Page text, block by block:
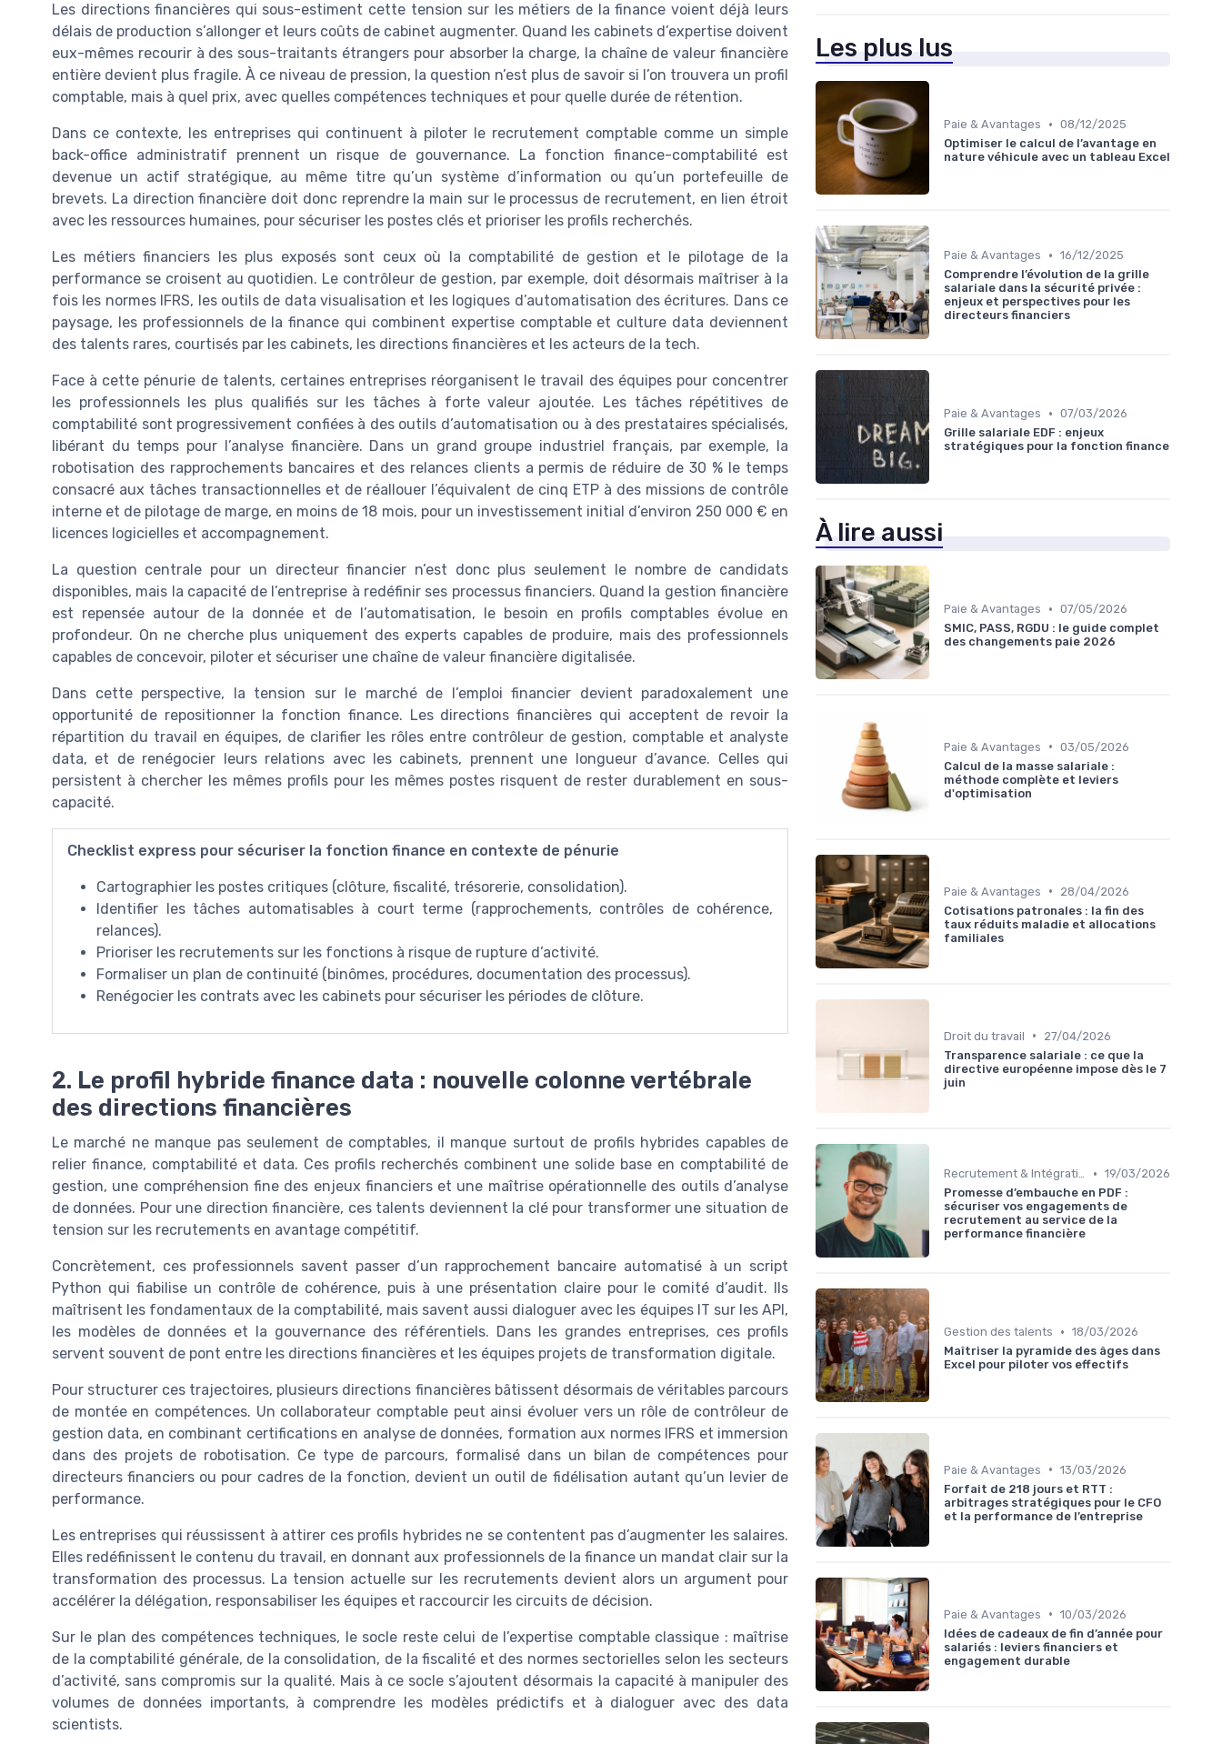
Les directions financières qui sous-estiment cette tension sur les métiers de la finance voient déjà leurs
délais de production s’allonger et leurs coûts de cabinet augmenter. Quand les cabinets d’expertise doivent
eux-mêmes recourir à des sous-traitants étrangers pour absorber la charge, la chaîne de valeur financière
entière devient plus fragile. À ce niveau de pression, la question n’est plus de savoir si l’on trouvera un profil
comptable, mais à quel prix, avec quelles compétences techniques et pour quelle durée de rétention.
Dans ce contexte, les entreprises qui continuent à piloter le recrutement comptable comme un simple
back-office administratif prennent un risque de gouvernance. La fonction finance-comptabilité est
devenue un actif stratégique, au même titre qu’un système d’information ou qu’un portefeuille de
brevets. La direction financière doit donc reprendre la main sur le processus de recrutement, en lien étroit
avec les ressources humaines, pour sécuriser les postes clés et prioriser les profils recherchés.
Les métiers financiers les plus exposés sont ceux où la comptabilité de gestion et le pilotage de la
performance se croisent au quotidien. Le contrôleur de gestion, par exemple, doit désormais maîtriser à la
fois les normes IFRS, les outils de data visualisation et les logiques d’automatisation des écritures. Dans ce
paysage, les professionnels de la finance qui combinent expertise comptable et culture data deviennent
des talents rares, courtisés par les cabinets, les directions financières et les acteurs de la tech.
Face à cette pénurie de talents, certaines entreprises réorganisent le travail des équipes pour concentrer
les professionnels les plus qualifiés sur les tâches à forte valeur ajoutée. Les tâches répétitives de
comptabilité sont progressivement confiées à des outils d’automatisation ou à des prestataires spécialisés,
libérant du temps pour l’analyse financière. Dans un grand groupe industriel français, par exemple, la
robotisation des rapprochements bancaires et des relances clients a permis de réduire de 30 % le temps
consacré aux tâches transactionnelles et de réallouer l’équivalent de cinq ETP à des missions de contrôle
interne et de pilotage de marge, en moins de 18 mois, pour un investissement initial d’environ 250 000 € en
licences logicielles et accompagnement.
La question centrale pour un directeur financier n’est donc plus seulement le nombre de candidats
disponibles, mais la capacité de l’entreprise à redéfinir ses processus financiers. Quand la gestion financière
est repensée autour de la donnée et de l’automatisation, le besoin en profils comptables évolue en
profondeur. On ne cherche plus uniquement des experts capables de produire, mais des professionnels
capables de concevoir, piloter et sécuriser une chaîne de valeur financière digitalisée.
Dans cette perspective, la tension sur le marché de l’emploi financier devient paradoxalement une
opportunité de repositionner la fonction finance. Les directions financières qui acceptent de revoir la
répartition du travail en équipes, de clarifier les rôles entre contrôleur de gestion, comptable et analyste
data, et de renégocier leurs relations avec les cabinets, prennent une longueur d’avance. Celles qui
persistent à chercher les mêmes profils pour les mêmes postes risquent de rester durablement en sous-
capacité.
Checklist express pour sécuriser la fonction finance en contexte de pénurie
Cartographier les postes critiques (clôture, fiscalité, trésorerie, consolidation).
Identifier les tâches automatisables à court terme (rapprochements, contrôles de cohérence,
relances).
Prioriser les recrutements sur les fonctions à risque de rupture d’activité.
Formaliser un plan de continuité (binômes, procédures, documentation des processus).
Renégocier les contrats avec les cabinets pour sécuriser les périodes de clôture.
2. Le profil hybride finance data : nouvelle colonne vertébrale
des directions financières
Le marché ne manque pas seulement de comptables, il manque surtout de profils hybrides capables de
relier finance, comptabilité et data. Ces profils recherchés combinent une solide base en comptabilité de
gestion, une compréhension fine des enjeux financiers et une maîtrise opérationnelle des outils d’analyse
de données. Pour une direction financière, ces talents deviennent la clé pour transformer une situation de
tension sur les recrutements en avantage compétitif.
Concrètement, ces professionnels savent passer d’un rapprochement bancaire automatisé à un script
Python qui fiabilise un contrôle de cohérence, puis à une présentation claire pour le comité d’audit. Ils
maîtrisent les fondamentaux de la comptabilité, mais savent aussi dialoguer avec les équipes IT sur les API,
les modèles de données et la gouvernance des référentiels. Dans les grandes entreprises, ces profils
servent souvent de pont entre les directions financières et les équipes projets de transformation digitale.
Pour structurer ces trajectoires, plusieurs directions financières bâtissent désormais de véritables parcours
de montée en compétences. Un collaborateur comptable peut ainsi évoluer vers un rôle de contrôleur de
gestion data, en combinant certifications en analyse de données, formation aux normes IFRS et immersion
dans des projets de robotisation. Ce type de parcours, formalisé dans un bilan de compétences pour
directeurs financiers ou pour cadres de la fonction, devient un outil de fidélisation autant qu’un levier de
performance.
Les entreprises qui réussissent à attirer ces profils hybrides ne se contentent pas d’augmenter les salaires.
Elles redéfinissent le contenu du travail, en donnant aux professionnels de la finance un mandat clair sur la
transformation des processus. La tension actuelle sur les recrutements devient alors un argument pour
accélérer la délégation, responsabiliser les équipes et raccourcir les circuits de décision.
Sur le plan des compétences techniques, le socle reste celui de l’expertise comptable classique : maîtrise
de la comptabilité générale, de la consolidation, de la fiscalité et des normes sectorielles selon les secteurs
d’activité, sans compromis sur la qualité. Mais à ce socle s’ajoutent désormais la capacité à manipuler des
volumes de données importants, à comprendre les modèles prédictifs et à dialoguer avec des data
scientists.
Les plus lus
Paie & Avantages • 08/12/2025
Optimiser le calcul de l’avantage en
nature véhicule avec un tableau Excel
Paie & Avantages • 16/12/2025
Comprendre l’évolution de la grille
salariale dans la sécurité privée :
enjeux et perspectives pour les
directeurs financiers
Paie & Avantages • 07/03/2026
Grille salariale EDF : enjeux
stratégiques pour la fonction finance
À lire aussi
Paie & Avantages • 07/05/2026
SMIC, PASS, RGDU : le guide complet
des changements paie 2026
Paie & Avantages • 03/05/2026
Calcul de la masse salariale :
méthode complète et leviers
d'optimisation
Paie & Avantages •
28/04/2026
Cotisations patronales : la fin des
taux réduits maladie et allocations
familiales
Droit du travail •
27/04/2026
Transparence salariale : ce que la
directive européenne impose dès le 7
juin
Recrutement & Intégration • 19/03/2026
Promesse d’embauche en PDF :
sécuriser vos engagements de
recrutement au service de la
performance financière
Gestion des talents • 18/03/2026
Maîtriser la pyramide des âges dans
Excel pour piloter vos effectifs
Paie & Avantages • 13/03/2026
Forfait de 218 jours et RTT :
arbitrages stratégiques pour le CFO
et la performance de l’entreprise
Paie & Avantages • 10/03/2026
Idées de cadeaux de fin d’année pour
salariés : leviers financiers et
engagement durable